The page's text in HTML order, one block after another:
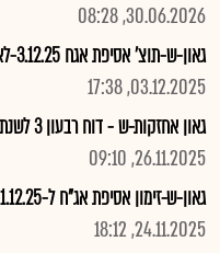
30.06.2026, 08:28
גאון-ש-תוצ' אסיפת אגח 3.12.25-לא אושר העמדת אג"ח לפרעון מיידי
03.12.2025, 17:38
גאון אחזקות-ש - דוח רבעון 3 לשנת 2025
26.11.2025, 09:10
גאון-ש-זימון אסיפת אג"ח ל-1.12.25- העמדת אגח לפירעון מיידי...
24.11.2025, 18:12